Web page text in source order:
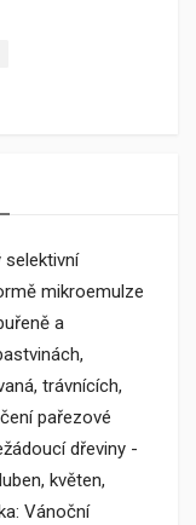
selektivní
mikroemulze
a
trávnících,
pařezové
dřeviny -
květen,
Vánoční